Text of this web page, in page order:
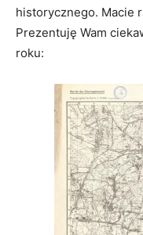
historycznego. Macie
Prezentuję Wam
roku: